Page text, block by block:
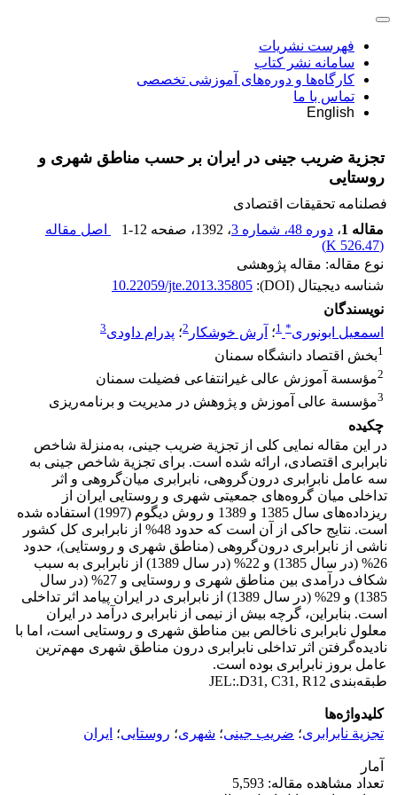
فهرست نشریات
سامانه نشر کتاب
کارگاه‌ها و دوره‌های آموزشی تخصصی
تماس با ما
English
تجزیة ضریب جینی در ایران بر حسب مناطق شهری و
روستایی
فصلنامه تحقیقات اقتصادی
مقاله 1
، دوره 48، شماره 3 ، 1392 ، صفحه 1-12
اصل مقاله
(
526.47 K
)
نوع مقاله: مقاله پژوهشی
شناسه دیجیتال (DOI):
10.22059/jte.2013.35805
نویسندگان
اسمعیل ابونوری*
1؛ آرش خوشکار 2؛ پدرام داودی3
1بخش اقتصاد دانشگاه سمنان
2مؤسسة آموزش عالی غیرانتفاعی فضیلت سمنان
3مؤسسة عالی آموزش و پژوهش در مدیریت و برنامه‌ریزی
چکیده
در این مقاله نمایی کلی از تجزیة ضریب جینی، به‌منزلة شاخص
نابرابری اقتصادی، ارائه شده است. برای تجزیة شاخص جینی به
سه عامل نابرابری درون‌گروهی، نابرابری میان‌گروهی و اثر
تداخلی میان گروه‌‌های جمعیتی شهری و روستایی ایران از
ریزداده‌‌های سال 1385 و 1389 و روش دیگوم (1997) استفاده شده
است. نتایج حاکی از آن است که حدود 48% از نابرابری کل کشور
ناشی از نابرابری درون‌گروهی (مناطق شهری و روستایی)، حدود
26% (در سال 1385) و 22% (در سال 1389) از نابرابری به سبب
شکاف درآمدی بین مناطق شهری و روستایی و 27% (در سال
1385) و 29% (در سال 1389) از نابرابری در ایران پیامد اثر تداخلی
است. بنابراین، گرچه بیش از نیمی از نابرابری درآمد در ایران
معلول نابرابری ناخالص بین مناطق شهری و روستایی است، اما با
نادیده‌گرفتن اثر تداخلی نابرابری درون مناطق شهری مهم‌ترین
عامل بروز نابرابری بوده است.
طبقه‌بندی JEL:.D31, C31, R12
کلیدواژه‌ها
تجزیة نابرابری؛ ضریب جینی؛ شهری؛ روستایی؛ ایران
آمار
تعداد مشاهده مقاله: 5,593